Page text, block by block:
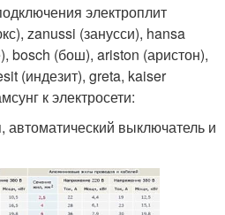
электроплит
zanussi (занусси), hansa
bosch (бош), ariston (аристон),
(индезит), greta, kaiser
к электросети:
выключатель и